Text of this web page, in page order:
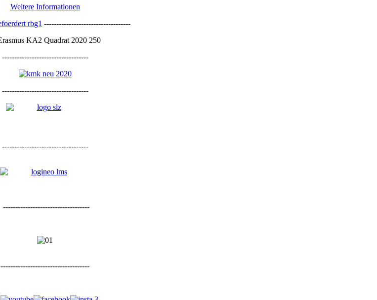
Weitere Informationen
-----------------------------------
-----------------------------------
-----------------------------------
-----------------------------------
-----------------------------------
------------------------------------